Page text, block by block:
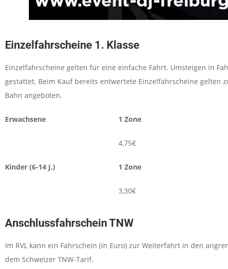
Einzelfahrscheine 1. Klasse
Einzelfahrscheine gelten für eine einfache Fahrt. Umsteigen in
gestattet. Beim Kauf bereits entwertete Einzelfahrscheine gelten
Bahn angeboten.
Erwachsene 1 Zone
4,75€
Kinder (6-14 J.) 1 Zone
3,30€
Anschlussfahrschein TNW
Im RVL kann ein Fahrschein (in Euro) zur Weiterfahrt in den
dem Schweizer TNW-Tarif.